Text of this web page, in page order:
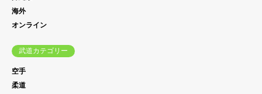
海外
オンライン
武道カテゴリー
空手
柔道